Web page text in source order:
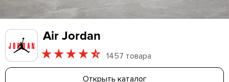
Air Jordan
1457 товара
Открыть каталог